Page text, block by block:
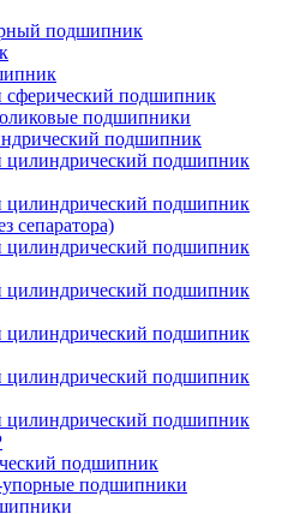
подшипник
сферический подшипник
подшипники
подшипник
цилиндрический подшипник
цилиндрический подшипник
сепаратора)
цилиндрический подшипник
цилиндрический подшипник
цилиндрический подшипник
цилиндрический подшипник
цилиндрический подшипник
подшипник
упорные подшипники